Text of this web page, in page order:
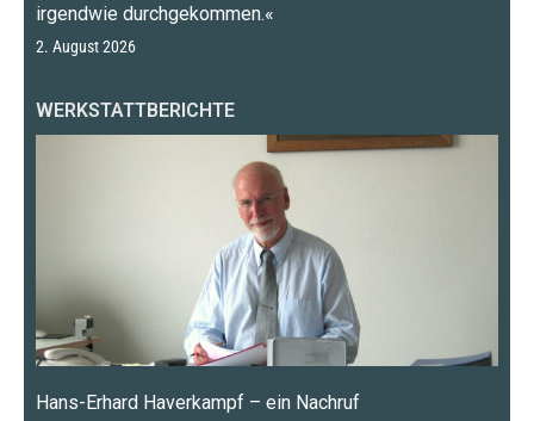
irgendwie durchgekommen.«
2. August 2026
WERKSTATTBERICHTE
Hans-Erhard Haverkampf – ein Nachruf